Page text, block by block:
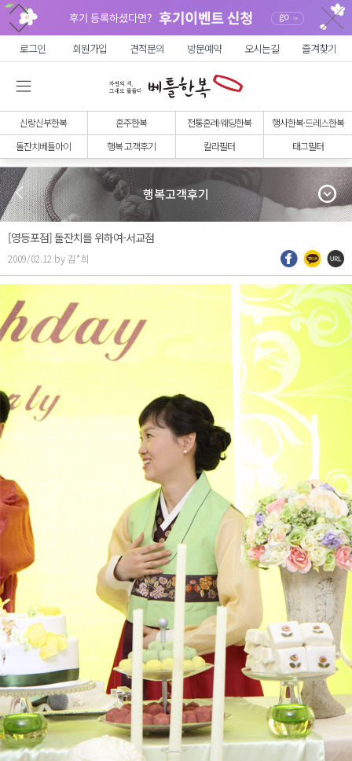
로그인 회원가입 견적문의 방문예약 오시는길 즐겨찾기
신랑신부한복 혼주한복 전통혼례·웨딩한복
행사한복·드레스한복
돌잔치베틀아이
행복 고객후기 칼라필터 태그필터
행복고객후기
[영등포점] 돌잔치를 위하여-서교점
2009/02.12 by 김*희